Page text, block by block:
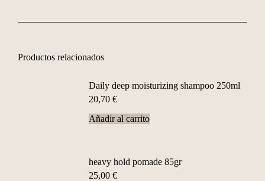
Productos relacionados
Daily deep moisturizing shampoo 250ml
20,70 €
Añadir al carrito
heavy hold pomade 85gr
25,00 €